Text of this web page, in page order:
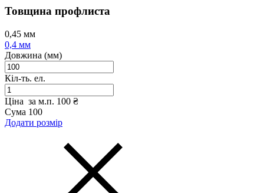
Товщина профлиста
0,45 мм
0,4 мм
Довжина (мм)
Кіл-ть. ел.
Ціна за м.п. 100 ₴
Сума 100
Додати розмір